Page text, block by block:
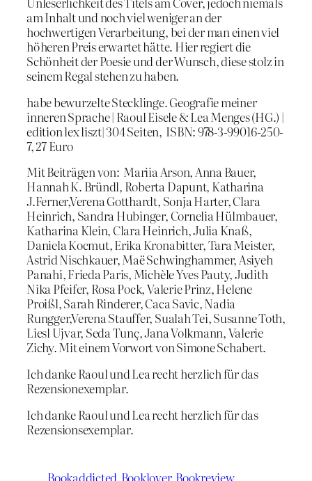
am Inhalt und noch viel weniger an der
hochwertigen Verarbeitung, bei der man einen viel
höheren Preis erwartet hätte. Hier regiert die
Schönheit der Poesie und der Wunsch, diese stolz in
seinem Regal stehen zu haben.
habe bewurzelte Stecklinge. Geografie meiner
inneren Sprache | Raoul Eisele & Lea Menges (HG.) |
edition lex liszt| 304 Seiten, ISBN: 978-3-99016-250-
7, 27 Euro
Mit Beiträgen von: Mariia Arson, Anna Bauer,
Hannah K. Bründl, Roberta Dapunt, Katharina
J.Ferner,Verena Gotthardt, Sonja Harter, Clara
Heinrich, Sandra Hubinger, Cornelia Hülmbauer,
Katharina Klein, Clara Heinrich, Julia Knaß,
Daniela Kocmut, Erika Kronabitter, Tara Meister,
Astrid Nischkauer, Maë Schwinghammer, Asiyeh
Panahi, Frieda Paris, Michèle Yves Pauty, Judith
Nika Pfeifer, Rosa Pock, Valerie Prinz, Helene
Proißl, Sarah Rinderer, Caca Savic, Nadia
Rungger,Verena Stauffer, Sualah Tei, Susanne Toth,
Liesl Ujvar, Seda Tunç, Jana Volkmann, Valerie
Zichy. Mit einem Vorwort von Simone Schabert.
Ich danke Raoul und Lea recht herzlich für das
Rezensionexemplar.
Ich danke Raoul und Lea recht herzlich für das
Rezensionsexemplar.
Bookaddicted Booklover Bookreview